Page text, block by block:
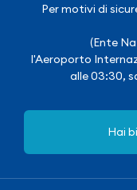
Per motivi di
(Ente
l'Aeroporto
alle 03:30,
Hai